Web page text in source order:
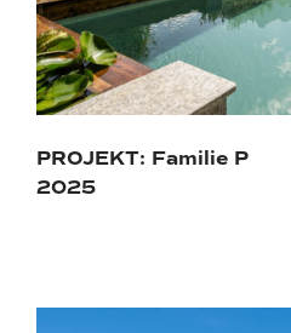
PROJEKT: Familie P
2025